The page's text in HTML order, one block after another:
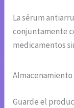
La sérum
conjuntamente
medicamentos
Almacenamiento
Guarde el